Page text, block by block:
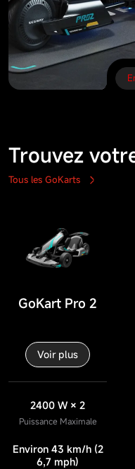
Trouvez
Tous les GoKarts
GoKart Pro 2
Voir plus
2400 W × 2
Puissance Maximale
Environ 43 km/h (2
6,7 mph)